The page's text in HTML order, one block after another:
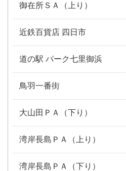
御在所ＳＡ（上り）
近鉄百貨店 四日市
道の駅 パーク七里御浜
鳥羽一番街
大山田ＰＡ（下り）
湾岸長島ＰＡ（上り）
湾岸長島ＰＡ（下り）